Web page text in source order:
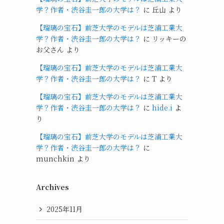
学？作者・渋谷圭一郎の大学は？ に 丘山 より
【瑠璃の宝石】前芝大学のモデルは芝浦工業大
学？作者・渋谷圭一郎の大学は？ に リッキーの
お父さん より
【瑠璃の宝石】前芝大学のモデルは芝浦工業大
学？作者・渋谷圭一郎の大学は？ に T より
【瑠璃の宝石】前芝大学のモデルは芝浦工業大
学？作者・渋谷圭一郎の大学は？ に hide.i よ
り
【瑠璃の宝石】前芝大学のモデルは芝浦工業大
学？作者・渋谷圭一郎の大学は？ に
munchkin より
Archives
2025年11月